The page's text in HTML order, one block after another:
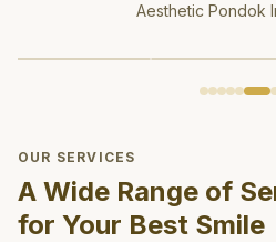
Aesthetic Pondok
OUR SERVICES
A Wide Range of
for Your Best Smile